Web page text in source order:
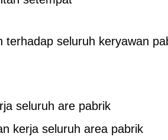
terhadap seluruh keryawan
seluruh are pabrik
kerja seluruh area pabrik